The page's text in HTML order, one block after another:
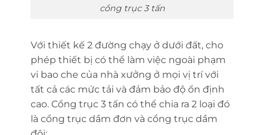
cổng trục 3 tấn
Với thiết kế 2 đường chạy ở dưới đất, cho
phép thiết bị có thể làm việc ngoài phạm
vi bao che của nhà xưởng ở mọi vị trí với
tất cả các mức tải và đảm bảo độ ổn định
cao. Cổng trục 3 tấn có thể chia ra 2 loại đó
là cổng trục dầm đơn và cổng trục dầm